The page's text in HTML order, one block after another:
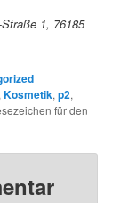
1, 76185
,Kosmetik,p2,
für den